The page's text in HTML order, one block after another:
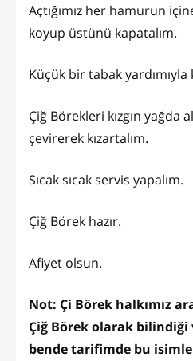
Açtığımız her hamurun
koyup üstünü kapatalım.
Küçük bir tabak yardımıyla
Çiğ Börekleri kızgın yağda
çevirerek kızartalım.
Sıcak sıcak servis yapalım.
Çiğ Börek hazır.
Afiyet olsun.
Not: Çi Börek halkımız
Çiğ Börek olarak bilindiği
bende tarifimde bu